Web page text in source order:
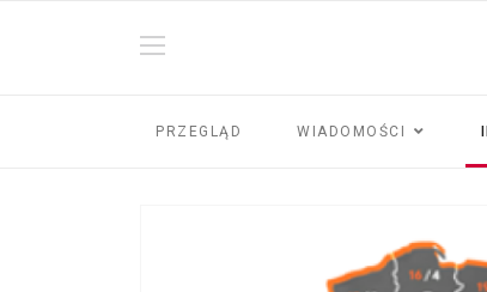
PRZEGLĄD WIADOMOŚCI